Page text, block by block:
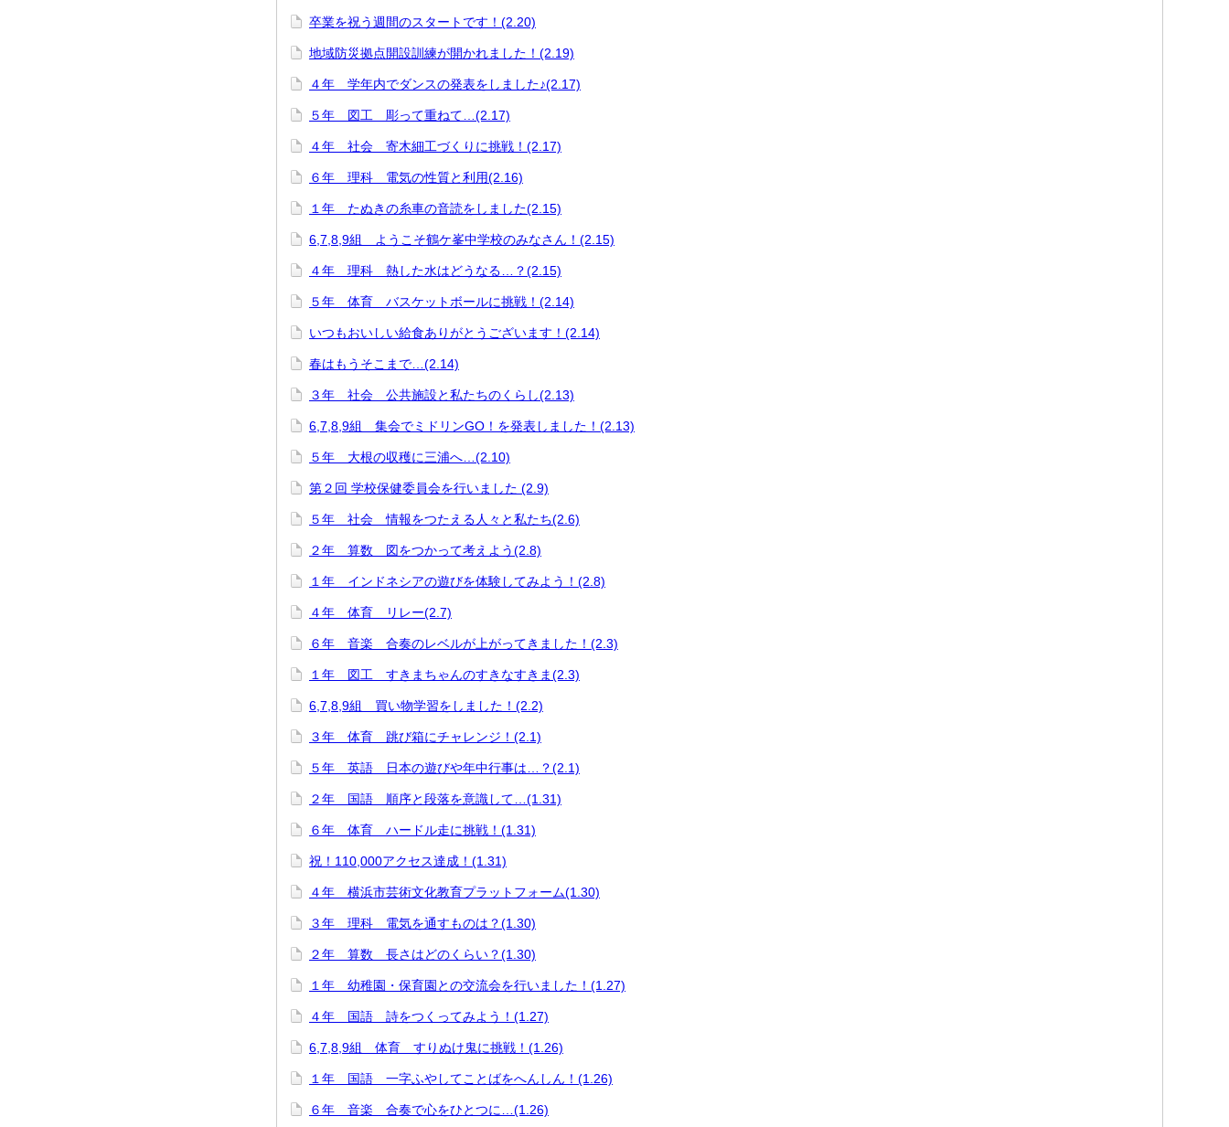
卒業を祝う週間のスタートです！(2.20)
地域防災拠点開設訓練が開かれました！(2.19)
４年 学年内でダンスの発表をしました♪(2.17)
５年 図工 彫って重ねて…(2.17)
４年 社会 寄木細工づくりに挑戦！(2.17)
６年 理科 電気の性質と利用(2.16)
１年 たぬきの糸車の音読をしました(2.15)
6,7,8,9組 ようこそ鶴ケ峯中学校のみなさん！(2.15)
４年 理科 熱した水はどうなる…？(2.15)
５年 体育 バスケットボールに挑戦！(2.14)
いつもおいしい給食ありがとうございます！(2.14)
春はもうそこまで…(2.14)
３年 社会 公共施設と私たちのくらし(2.13)
6,7,8,9組 集会でミドリンGO！を発表しました！(2.13)
５年 大根の収穫に三浦へ…(2.10)
第２回 学校保健委員会を行いました (2.9)
５年 社会 情報をつたえる人々と私たち(2.6)
２年 算数 図をつかって考えよう(2.8)
１年 インドネシアの遊びを体験してみよう！(2.8)
４年 体育 リレー(2.7)
６年 音楽 合奏のレベルが上がってきました！(2.3)
１年 図工 すきまちゃんのすきなすきま(2.3)
6,7,8,9組 買い物学習をしました！(2.2)
３年 体育 跳び箱にチャレンジ！(2.1)
５年 英語 日本の遊びや年中行事は…？(2.1)
２年 国語 順序と段落を意識して…(1.31)
６年 体育 ハードル走に挑戦！(1.31)
祝！110,000アクセス達成！(1.31)
４年 横浜市芸術文化教育プラットフォーム(1.30)
３年 理科 電気を通すものは？(1.30)
２年 算数 長さはどのくらい？(1.30)
１年 幼稚園・保育園との交流会を行いました！(1.27)
４年 国語 詩をつくってみよう！(1.27)
6,7,8,9組 体育 すりぬけ鬼に挑戦！(1.26)
１年 国語 一字ふやしてことばをへんしん！(1.26)
６年 音楽 合奏で心をひとつに…(1.26)